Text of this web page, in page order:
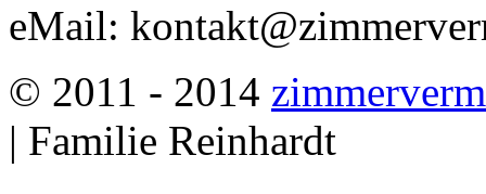
eMail:
© 2011 - 2014
| Familie Reinhardt